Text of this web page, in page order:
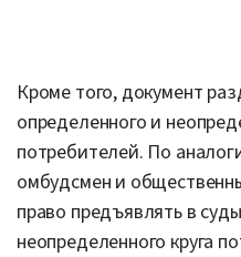
Кроме того, документ
определенного и
потребителей. По
омбудсмен и
право предъявлять в
неопределенного круга